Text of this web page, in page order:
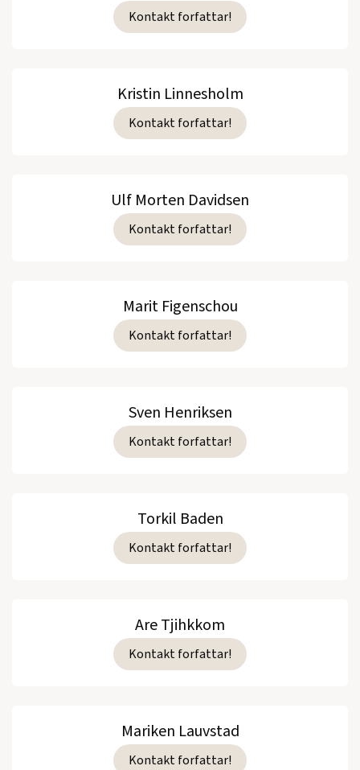
Kontakt forfattar!
Kristin Linnesholm
Kontakt forfattar!
Ulf Morten Davidsen
Kontakt forfattar!
Marit Figenschou
Kontakt forfattar!
Sven Henriksen
Kontakt forfattar!
Torkil Baden
Kontakt forfattar!
Are Tjihkkom
Kontakt forfattar!
Mariken Lauvstad
Kontakt forfattar!